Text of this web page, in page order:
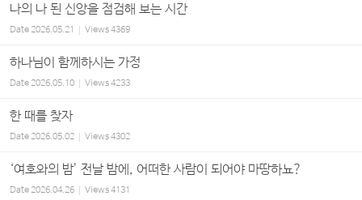
나의 나 된 신앙을 점검해 보는 시간
Date2026.05.21 Views4369
하나님이 함께하시는 가정
Date2026.05.10 Views4233
한 때를 찾자
Date2026.05.02 Views4302
‘여호와의 밤’ 전날 밤에, 어떠한 사람이 되어야 마땅하뇨?
Date2026.04.26 Views4131